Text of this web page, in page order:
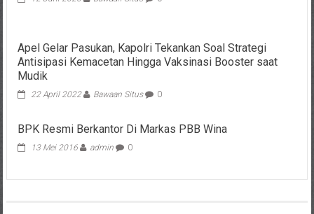
Apel Gelar Pasukan, Kapolri Tekankan Soal Strategi
Antisipasi Kemacetan Hingga Vaksinasi Booster saat
Mudik
22 April 2022 Bawaan Situs 0
BPK Resmi Berkantor Di Markas PBB Wina
13 Mei 2016 admin 0